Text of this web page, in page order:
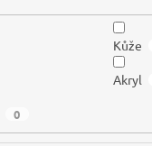
Kůže
Akryl
0